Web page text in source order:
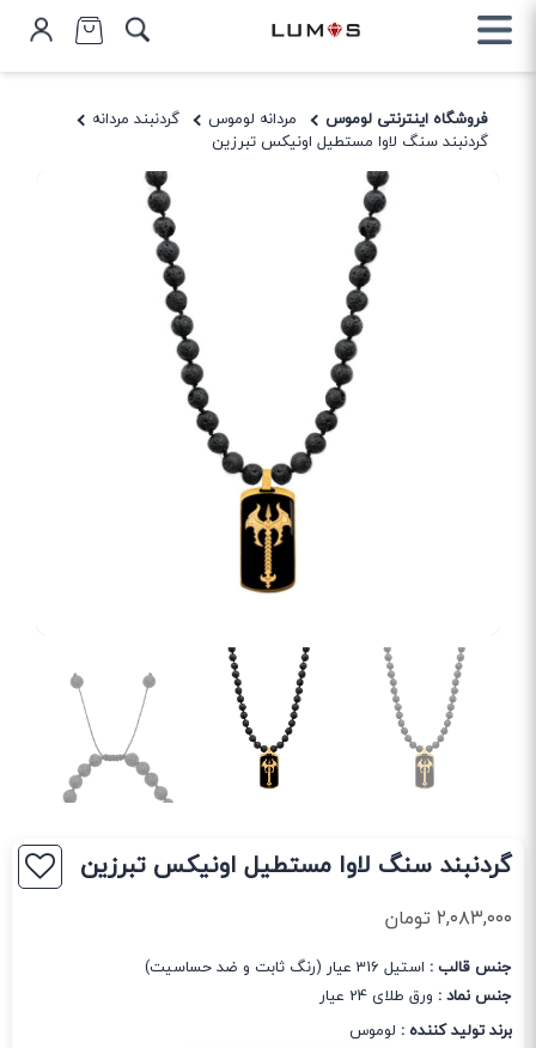
فروشگاه اینترنتی لوموس مردانه لوموس
گردنبند مردانه
گردنبند سنگ لاوا مستطیل اونیکس تبرزین
گردنبند سنگ لاوا مستطیل اونیکس تبرزین
۲,۰۸۳,۰۰۰تومان
جنس قالب : استیل 316 عیار (رنگ ثابت و ضد حساسیت)
جنس نماد : ورق طلای 24 عیار
برند تولید کننده : لوموس